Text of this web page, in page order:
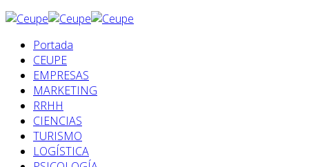
Portada
CEUPE
EMPRESAS
MARKETING
RRHH
CIENCIAS
TURISMO
LOGÍSTICA